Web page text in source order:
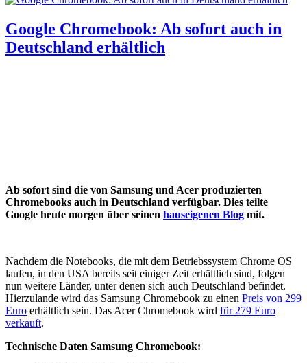
Google Chromebook: Ab sofort auch in
Deutschland erhältlich
Ab sofort sind die von Samsung und Acer produzierten
Chromebooks auch in Deutschland verfügbar. Dies teilte
Google heute morgen über seinen hauseigenen Blog mit.
Nachdem die Notebooks, die mit dem Betriebssystem Chrome OS
laufen, in den USA bereits seit einiger Zeit erhältlich sind, folgen
nun weitere Länder, unter denen sich auch Deutschland befindet.
Hierzulande wird das Samsung Chromebook zu einen Preis von 299
Euro erhältlich sein. Das Acer Chromebook wird für 279 Euro
verkauft.
Technische Daten Samsung Chromebook: